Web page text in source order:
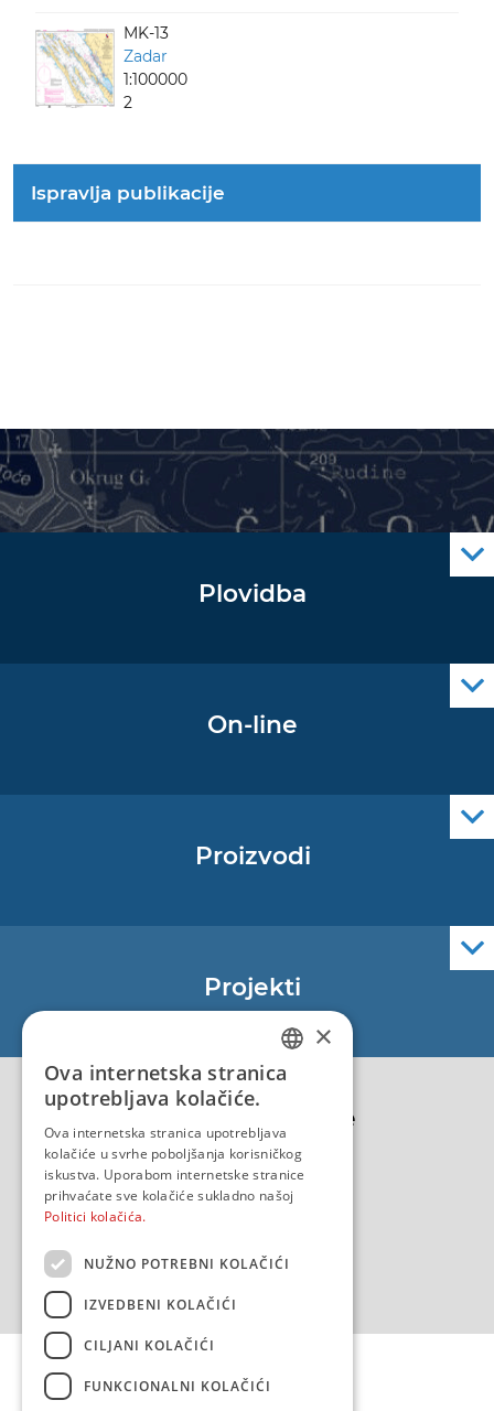
MK-13
Zadar
1:100000
2
Ispravlja publikacije
Plovidba
On-line
Proizvodi
Projekti
EU - Projekt Core
EU - EU/IPA Projekt JASPPer
EU - Projekt NauTour
Politika kvalitete
CROATIAN
×
Ova internetska stranica
upotrebljava kolačiće.
Ova internetska stranica upotrebljava
kolačiće u svrhe poboljšanja korisničkog
iskustva. Uporabom internetske stranice
prihvaćate sve kolačiće sukladno našoj
Politici kolačića.
NUŽNO POTREBNI KOLAČIĆI
IZVEDBENI KOLAČIĆI
CILJANI KOLAČIĆI
FUNKCIONALNI KOLAČIĆI